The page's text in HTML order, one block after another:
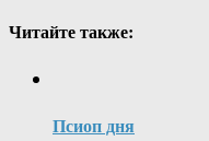
Читайте также:
Псиоп дня